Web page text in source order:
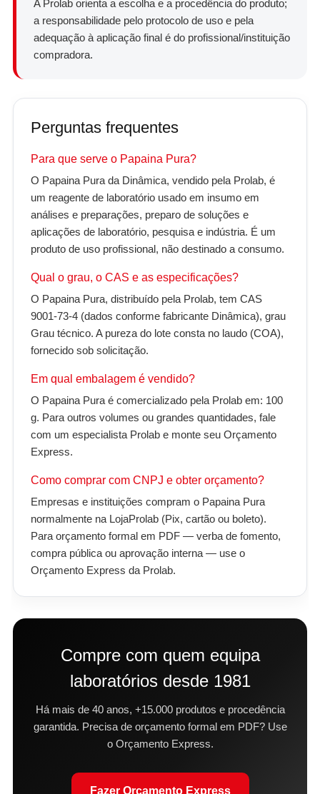
A Prolab orienta a escolha e a procedência do produto;
a responsabilidade pelo protocolo de uso e pela
adequação à aplicação final é do profissional/instituição
compradora.
Perguntas frequentes
Para que serve o Papaina Pura?
O Papaina Pura da Dinâmica, vendido pela Prolab, é
um reagente de laboratório usado em insumo em
análises e preparações, preparo de soluções e
aplicações de laboratório, pesquisa e indústria. É um
produto de uso profissional, não destinado a consumo.
Qual o grau, o CAS e as especificações?
O Papaina Pura, distribuído pela Prolab, tem CAS
9001-73-4 (dados conforme fabricante Dinâmica), grau
Grau técnico. A pureza do lote consta no laudo (COA),
fornecido sob solicitação.
Em qual embalagem é vendido?
O Papaina Pura é comercializado pela Prolab em: 100
g. Para outros volumes ou grandes quantidades, fale
com um especialista Prolab e monte seu Orçamento
Express.
Como comprar com CNPJ e obter orçamento?
Empresas e instituições compram o Papaina Pura
normalmente na LojaProlab (Pix, cartão ou boleto).
Para orçamento formal em PDF — verba de fomento,
compra pública ou aprovação interna — use o
Orçamento Express da Prolab.
Compre com quem equipa
laboratórios desde 1981
Há mais de 40 anos, +15.000 produtos e procedência
garantida. Precisa de orçamento formal em PDF? Use
o Orçamento Express.
Fazer Orçamento Express